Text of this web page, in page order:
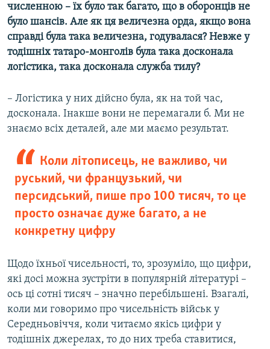
численною – їх було так багато, що в оборонців не
було шансів. Але як ця величезна орда, якщо вона
справді була така величезна, годувалася? Невже у
тодішніх татаро-монголів була така досконала
логістика, така досконала служба тилу?
– Логістика у них дійсно була, як на той час,
досконала. Інакше вони не перемагали б. Ми не
знаємо всіх деталей, але ми маємо результат.
Коли літописець, не важливо, чи
руський, чи французький, чи
персидський, пише про 100 тисяч, то це
просто означає дуже багато, а не
конкретну цифру
Щодо їхньої чисельності, то, зрозуміло, що цифри,
які досі можна зустріти в популярній літературі –
ось ці сотні тисяч – значно перебільшені. Взагалі,
коли ми говоримо про чисельність військ у
Середньовіччя, коли читаємо якісь цифри у
тодішніх джерелах, то до них треба ставитися,